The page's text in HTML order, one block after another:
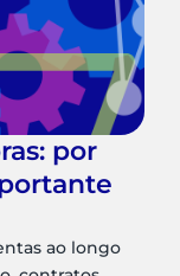
por
ao longo